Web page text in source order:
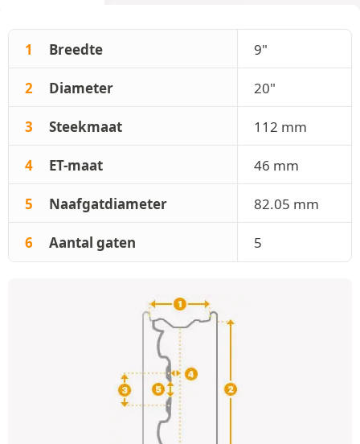
1 Breedte 9"
2 Diameter 20"
3 Steekmaat 112 mm
4 ET-maat 46 mm
5 Naafgatdiameter 82.05 mm
6 Aantal gaten 5